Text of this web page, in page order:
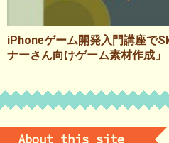
iPhoneゲーム開発入門講座で
ナーさん向けゲーム素材作成
About this site